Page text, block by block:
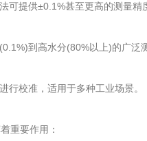
可提供±0.1%甚至更高的测量精
到高水分(80%以上)的广泛
行校准，适用于多种工业场景。
重要作用：